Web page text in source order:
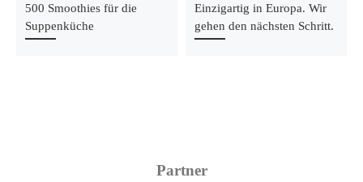
500 Smoothies für die
Suppenküche
Einzigartig in Europa. Wir
gehen den nächsten Schritt.
Partner